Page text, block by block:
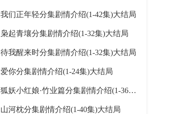
我们正年轻分集剧情介绍(1-42集)大结局
枭起青壤分集剧情介绍(1-32集)大结局
待我醒来时分集剧情介绍(1-32集)大结局
爱你分集剧情介绍(1-24集)大结局
狐妖小红娘·竹业篇分集剧情介绍(1-36集)大结局
山河枕分集剧情介绍(1-40集)大结局